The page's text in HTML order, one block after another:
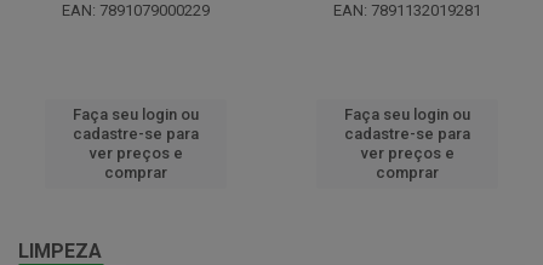
EAN: 7891079000229
Faça seu login ou
cadastre-se para
ver preços e
comprar
EAN: 7891132019281
Faça seu login ou
cadastre-se para
ver preços e
comprar
LIMPEZA